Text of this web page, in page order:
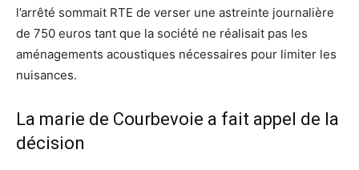
l’arrêté sommait RTE de verser une astreinte journalière
de 750 euros tant que la société ne réalisait pas les
aménagements acoustiques nécessaires pour limiter les
nuisances.
La marie de Courbevoie a fait appel de la
décision